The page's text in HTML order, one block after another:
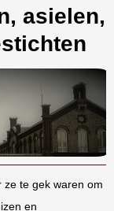
asielen,
ze te gek waren om
en